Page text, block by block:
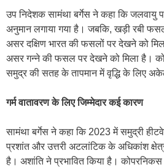
उप निदेशक सामंथा बर्गेस ने कहा कि जलवायु
अनुमान लगाया गया है। जबकि, खड़ी रबी
असर दक्षिण भारत की फसलों पर देखने को
असर गन्ने की फसल पर देखने को मिला है।
समुद्र की सतह के तापमान में वृद्धि के लिए
गर्म वातावरण के लिए जिम्मेदार कई कारण
सामंथा बर्गेस ने कहा कि 2023 में समुद्री
प्रशांत और उत्तरी अटलांटिक के अधिकांश
है। अशांति ने प्रभावित किया है।